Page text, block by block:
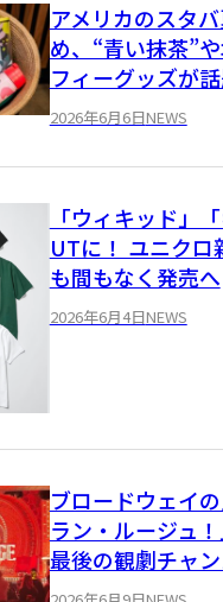
アメリカのスタ
め、“青い抹茶”
フィーグッズが
2026年6月6日NEWS
「ウィキッド」
UTに！ ユニクロ
も間もなく発売へ
2026年6月4日NEWS
ブロードウェイ
ラン・ルージュ！
最後の観劇チャ